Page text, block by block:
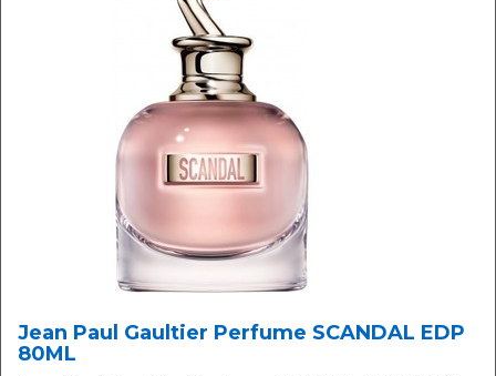
Jean Paul Gaultier Perfume SCANDAL EDP
80ML